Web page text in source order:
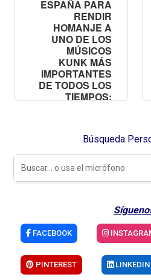
FACEBOOK INSTAGRAM
YOUTUBE
Teléfono: (+34) 960 500 185
Mail de contacto:
Servicio -
PIZZERÍAS Y HAMBURGUESERÍAS
MARISQUERÍAS
HOSTELERÍA CULTURA Y ACTUALIDAD REPORTAJES
ENTREVISTAS FESTIVIDADES FORMACIÓN EMPLEO